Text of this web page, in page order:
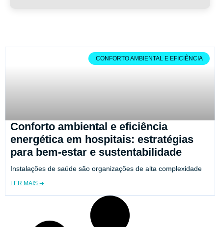
CONFORTO AMBIENTAL E EFICIÊNCIA
Conforto ambiental e eficiência
energética em hospitais: estratégias
para bem-estar e sustentabilidade
Instalações de saúde são organizações de alta complexidade
LER MAIS ➔